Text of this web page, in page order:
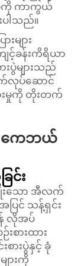
ယ်မှုကို ကာကွယ်
ပါသည်။
များ
င့်ခန်းကိရိယာ
းပွဲများသည်
က်လုပ်ဆောင်
ားမှုကို တိုးတက်
င့် ကေဘယ်
င်း
ျိုးသော အီလက်
ပြင် သန့်ရှင်း
န် လိုအပ်
ားထား
စားပွဲနှင့် ခုံ
ားကို